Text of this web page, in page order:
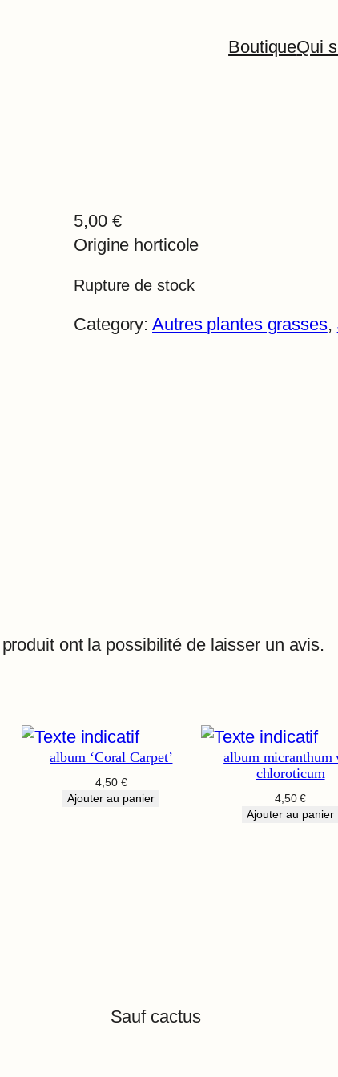
BoutiqueQui
5,00 €
Origine horticole
Rupture de stock
Category:Autres plantes grasses,
ont la possibilité de laisser un avis.
album ‘Coral Carpet’
4,50 €
Ajouter au panier
album micranthum
chloroticum
4,50€
Ajouter au panier
Sauf cactus